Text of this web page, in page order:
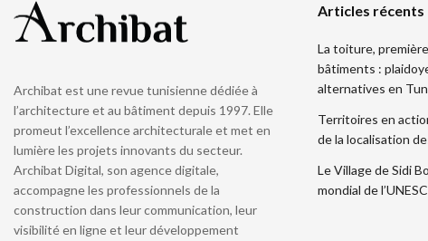
Archibat est une revue tunisienne dédiée à
l’architecture et au bâtiment depuis 1997. Elle
promeut l’excellence architecturale et met en
lumière les projets innovants du secteur.
Archibat Digital, son agence digitale,
accompagne les professionnels de la
construction dans leur communication, leur
visibilité en ligne et leur développement
Articles récents
La toiture,
bâtiments :
alternatives en
Territoires en
de la localisation
Le Village de Sidi
mondial de